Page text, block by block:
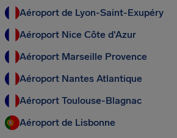
Aéroport de Lyon-Saint-Exupéry
Aéroport Nice Côte d'Azur
Aéroport Marseille Provence
Aéroport Nantes Atlantique
Aéroport Toulouse-Blagnac
Aéroport de Lisbonne